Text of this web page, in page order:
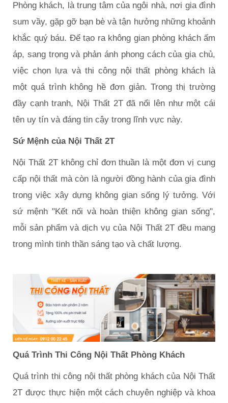
Phòng khách, là trung tâm của ngôi nhà, nơi gia đình
sum vầy, gặp gỡ bạn bè và tận hưởng những khoảnh
khắc quý báu. Để tạo ra không gian phòng khách ấm
áp, sang trọng và phản ánh phong cách của gia chủ,
việc chọn lựa và thi công nội thất phòng khách là
một quá trình không hề đơn giản. Trong thị trường
đầy cạnh tranh, Nội Thất 2T đã nổi lên như một cái
tên uy tín và đáng tin cậy trong lĩnh vực này.
Sứ Mệnh của Nội Thất 2T
Nội Thất 2T không chỉ đơn thuần là một đơn vị cung
cấp nội thất mà còn là người đồng hành của gia đình
trong việc xây dựng không gian sống lý tưởng. Với
sứ mệnh "Kết nối và hoàn thiện không gian sống",
mỗi sản phẩm và dịch vụ của Nội Thất 2T đều mang
trong mình tinh thần sáng tạo và chất lượng.
Quá Trình Thi Công Nội Thất Phòng Khách
Quá trình thi công nội thất phòng khách của Nội Thất
2T được thực hiện một cách chuyên nghiệp và khoa